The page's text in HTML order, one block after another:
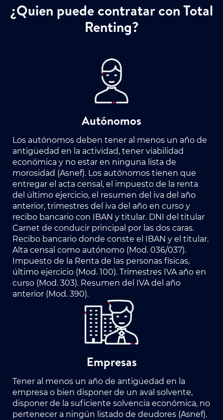
¿Quien puede contratar con Total
Renting?
Autónomos
Los autónomos deben tener al menos un año de
antigüedad en la actividad, tener viabilidad
económica y no estar en ninguna lista de
morosidad (Asnef). Los autónomos tienen que
entregar el acta censal, el impuesto de la renta
del último ejercicio, el resumen del iva del año
anterior, trimestres del iva del año en curso y
recibo bancario con IBAN y titular. DNI del titular
Carnet de conducir principal por las dos caras.
Recibo bancario donde conste el IBAN y el titular.
Alta censal como autónomo (Mod. 036/037).
Impuesto de la Renta de las personas físicas,
último ejercicio (Mod. 100). Trimestres IVA año en
curso (Mod. 303). Resumen del IVA del año
anterior (Mod. 390).
Empresas
Tener al menos un año de antigüedad en la
empresa o bien disponer de un aval solvente,
disponer de la suficiente solvencia económica, no
pertenecer a ningún listado de deudores (Asnef).